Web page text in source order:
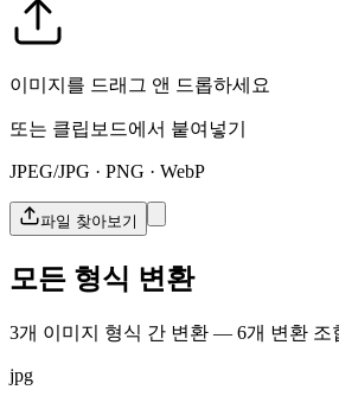
이미지를 드래그 앤 드롭하세요
또는 클립보드에서 붙여넣기
JPEG/JPG · PNG · WebP
파일 찾아보기
모든 형식 변환
3개 이미지 형식 간 변환 — 6개 변환 조
jpg